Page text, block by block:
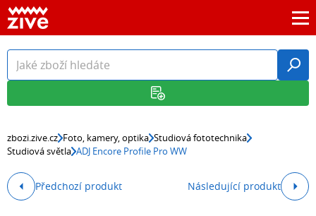
zbozi.zive.cz Foto, kamery, optika Studiová fototechnika
Studiová světla ADJ Encore Profile Pro WW
Předchozí produkt Následující produkt